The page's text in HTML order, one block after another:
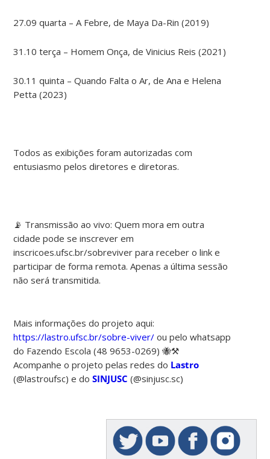
27.09 quarta – A Febre, de Maya Da-Rin (2019)
31.10 terça – Homem Onça, de Vinicius Reis (2021)
30.11 quinta – Quando Falta o Ar, de Ana e Helena
Petta (2023)
Todos as exibições foram autorizadas com
entusiasmo pelos diretores e diretoras.
📡 Transmissão ao vivo: Quem mora em outra
cidade pode se inscrever em
inscricoes.ufsc.br/sobreviver para receber o link e
participar de forma remota. Apenas a última sessão
não será transmitida.
Mais informações do projeto aqui:
https://lastro.ufsc.br/sobre-viver/ ou pelo whatsapp
do Fazendo Escola (48 9653-0269) 🐝⚒️
Acompanhe o projeto pelas redes do Lastro
(@lastroufsc) e doSINJUSC (@sinjusc.sc)